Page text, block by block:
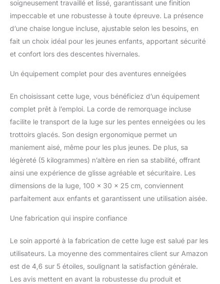
soigneusement travaillé et lissé, garantissant une finition
impeccable et une robustesse à toute épreuve. La présence
d’une chaise longue incluse, ajustable selon les besoins, en
fait un choix idéal pour les jeunes enfants, apportant sécurité
et confort lors des descentes hivernales.
Un équipement complet pour des aventures enneigées
En choisissant cette luge, vous bénéficiez d’un équipement
complet prêt à l’emploi. La corde de remorquage incluse
facilite le transport de la luge sur les pentes enneigées ou les
trottoirs glacés. Son design ergonomique permet un
maniement aisé, même pour les plus jeunes. De plus, sa
légèreté (5 kilogrammes) n’altère en rien sa stabilité, offrant
ainsi une expérience de glisse agréable et sécuritaire. Les
dimensions de la luge, 100 x 30 x 25 cm, conviennent
parfaitement aux enfants et garantissent une utilisation aisée.
Une fabrication qui inspire confiance
Le soin apporté à la fabrication de cette luge est salué par les
utilisateurs. La moyenne des commentaires client sur Amazon
est de 4,6 sur 5 étoiles, soulignant la satisfaction générale.
Les avis mettent en avant la robustesse du produit et